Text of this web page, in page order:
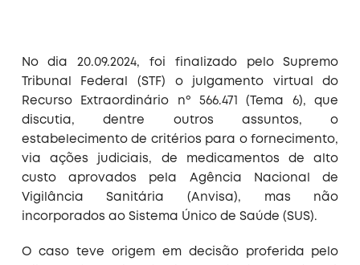
No dia 20.09.2024, foi finalizado pelo Supremo
Tribunal Federal (STF) o julgamento virtual do
Recurso Extraordinário nº 566.471 (Tema 6), que
discutia, dentre outros assuntos, o
estabelecimento de critérios para o fornecimento,
via ações judiciais, de medicamentos de alto
custo aprovados pela Agência Nacional de
Vigilância Sanitária (Anvisa), mas não
incorporados ao Sistema Único de Saúde (SUS).
O caso teve origem em decisão proferida pelo